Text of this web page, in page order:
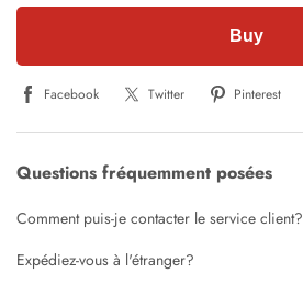
Buy
Facebook Twitter Pinterest
Questions fréquemment posées
Comment puis-je contacter le service client?
Expédiez-vous à l'étranger?